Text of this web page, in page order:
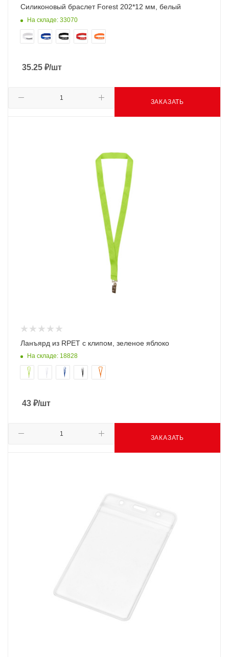
Силиконовый браслет Forest 202*12 мм, белый
На складе: 33070
35.25 ₽/шт
ЗАКАЗАТЬ
Ланъярд из RPET с клипом, зеленое яблоко
На складе: 18828
43 ₽/шт
ЗАКАЗАТЬ